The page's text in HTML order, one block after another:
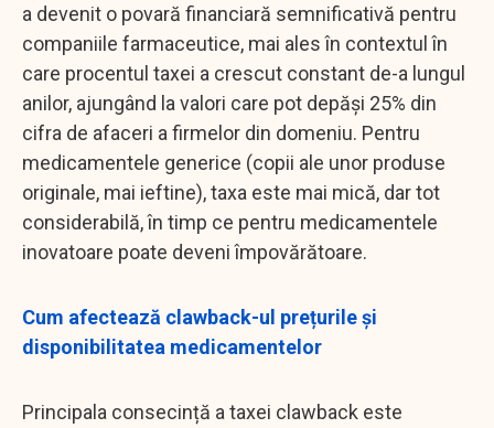
a devenit o povară financiară semnificativă pentru
companiile farmaceutice, mai ales în contextul în
care procentul taxei a crescut constant de-a lungul
anilor, ajungând la valori care pot depăși 25% din
cifra de afaceri a firmelor din domeniu. Pentru
medicamentele generice (copii ale unor produse
originale, mai ieftine), taxa este mai mică, dar tot
considerabilă, în timp ce pentru medicamentele
inovatoare poate deveni împovărătoare.
Cum afectează clawback-ul prețurile și
disponibilitatea medicamentelor
Principala consecință a taxei clawback este